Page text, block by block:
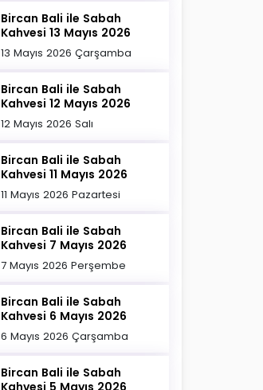
Bircan Bali ile Sabah
Kahvesi 13 Mayıs 2026
13 Mayıs 2026 Çarşamba
Bircan Bali ile Sabah
Kahvesi 12 Mayıs 2026
12 Mayıs 2026 Salı
Bircan Bali ile Sabah
Kahvesi 11 Mayıs 2026
11 Mayıs 2026 Pazartesi
Bircan Bali ile Sabah
Kahvesi 7 Mayıs 2026
7 Mayıs 2026 Perşembe
Bircan Bali ile Sabah
Kahvesi 6 Mayıs 2026
6 Mayıs 2026 Çarşamba
Bircan Bali ile Sabah
Kahvesi 5 Mayıs 2026